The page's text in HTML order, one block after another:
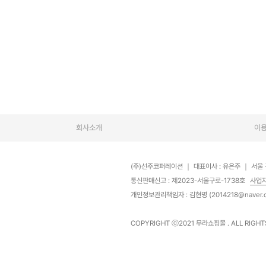
회사소개 이
(주)선주코퍼레이션 ｜ 대표이사 : 유은주 ｜ 서울
통신판매신고 : 제2023-서울구로-1738호 사업
개인정보관리책임자 : 김현명
COPYRIGHT ⓒ2021 무라쇼핑몰 . ALL